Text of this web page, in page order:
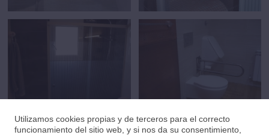
Utilizamos cookies propias y de terceros para el correcto
funcionamiento del sitio web, y si nos da su consentimiento,